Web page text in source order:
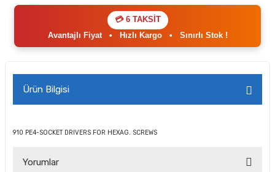
💳 6 TAKSİT
Avantajlı Fiyat• Hızlı Kargo• Sınırlı Stok !
Ürün Bilgisi
910 PE4-SOCKET DRIVERS FOR HEXAG. SCREWS
Yorumlar